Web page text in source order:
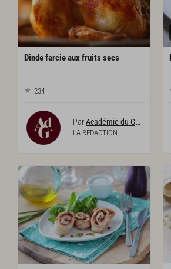
Dindefarcieauxfruitssecs
234
ParAcadémie du Goût
LA RÉDACTION